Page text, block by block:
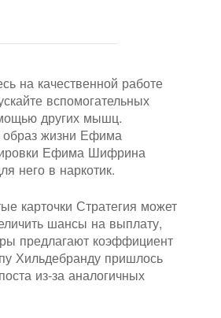
на качественной работе
вспомогательных
других мышц.
образ жизни Ефима
Ефима Шифрина
него в наркотик.
карточки Стратегия может
шансы на выплату,
предлагают коэффициент
Хильдебранду пришлось
из-за аналогичных